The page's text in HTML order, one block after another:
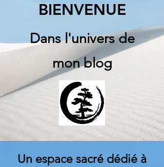
BIENVENUE
Dans l'univers de
mon blog
Un espace sacré dédié à